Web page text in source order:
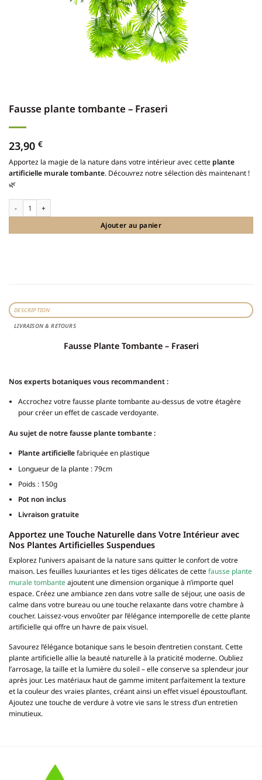
Fausse plante tombante – Fraseri
23,90 €
Ajouter au panier
Apportez la magie de la nature dans votre intérieur avec cette plante
artificielle murale tombante. Découvrez notre sélection dès maintenant !
🌿
DESCRIPTION
LIVRAISON & RETOURS
Fausse Plante Tombante – Fraseri
Nos experts botaniques vous recommandent :
Accrochez votre fausse plante tombante au-dessus de votre étagère
pour créer un effet de cascade verdoyante.
Au sujet de notre fausse plante tombante :
Plante artificiellefabriquée en plastique
Longueur de la plante : 79cm
Poids : 150g
Pot non inclus
Livraison gratuite
Apportez une Touche Naturelle dans Votre Intérieur avec
Nos Plantes Artificielles Suspendues
Explorez l’univers apaisant de la nature sans quitter le confort de votre
maison. Les feuilles luxuriantes et les tiges délicates de cettefausse plante
murale tombanteajoutent une dimension organique à n’importe quel
espace. Créez une ambiance zen dans votre salle de séjour, une oasis de
calme dans votre bureau ou une touche relaxante dans votre chambre à
coucher. Laissez-vous envoûter par l’élégance intemporelle de cette plante
artificielle qui offre un havre de paix visuel.
Savourez l’élégance botanique sans le besoin d’entretien constant. Cette
plante artificielle allie la beauté naturelle à la praticité moderne. Oubliez
l’arrosage, la taille et la lumière du soleil – elle conserve sa splendeur jour
après jour. Les matériaux haut de gamme imitent parfaitement la texture
et la couleur des vraies plantes, créant ainsi un effet visuel époustouflant.
Ajoutez une touche de verdure à votre vie sans le stress d’un entretien
minutieux.